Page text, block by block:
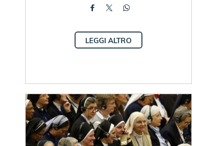
LEGGI ALTRO